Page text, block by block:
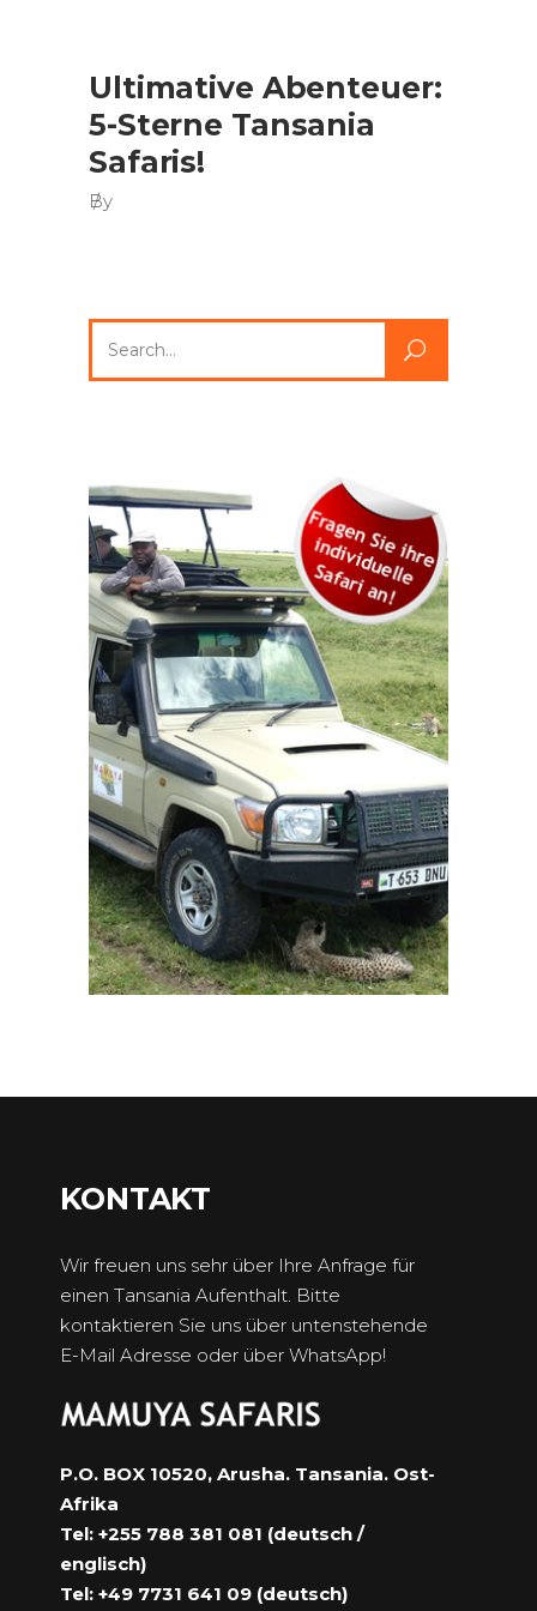
Ultimative Abenteuer:
5-Sterne Tansania
Safaris!
By
for:
KONTAKT
Wir freuen uns sehr über Ihre Anfrage für
einen Tansania Aufenthalt. Bitte
kontaktieren Sie uns über untenstehende
E-Mail Adresse oder über WhatsApp!
P.O. BOX 10520, Arusha. Tansania. Ost-
Afrika
Tel: +255 788 381 081 (deutsch /
englisch)
Tel: +49 7731 641 09 (deutsch)